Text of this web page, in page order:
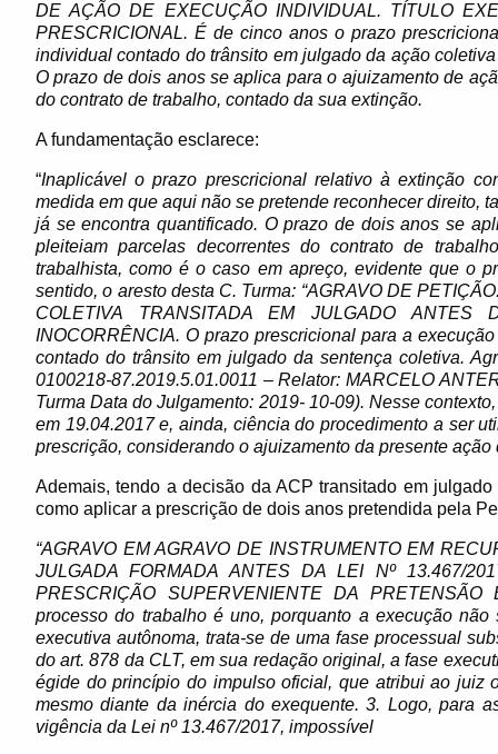
DE AÇÃO DE EXECUÇÃO INDIVIDUAL. TÍTULO
PRESCRICIONAL. É de cinco anos o prazo
individual contado do trânsito em julgado da ação
O prazo de dois anos se aplica para o ajuizamento de
do contrato de trabalho, contado da sua extinção.
A fundamentação esclarece:
“Inaplicável o prazo prescricional relativo à extinção
medida em que aqui não se pretende reconhecer direito,
já se encontra quantificado. O prazo de dois anos se
pleiteiam parcelas decorrentes do contrato de
trabalhista, como é o caso em apreço, evidente que o
sentido, o aresto desta C. Turma: “AGRAVO DE
COLETIVA TRANSITADA EM JULGADO ANTES
INOCORRÊNCIA. O prazo prescricional para a
contado do trânsito em julgado da sentença coletiva.
0100218-87.2019.5.01.0011 – Relator: MARCELO
Turma Data do Julgamento: 2019- 10-09). Nesse
em 19.04.2017 e, ainda, ciência do procedimento a ser
prescrição, considerando o ajuizamento da presente
Ademais, tendo a decisão da ACP transitado em
como aplicar a prescrição de dois anos pretendida pela
“AGRAVO EM AGRAVO DE INSTRUMENTO EM
JULGADA FORMADA ANTES DA LEI Nº 13.467/
PRESCRIÇÃO SUPERVENIENTE DA
processo do trabalho é uno, porquanto a execução
executiva autônoma, trata-se de uma fase processual
do art. 878 da CLT, em sua redação original, a fase
égide do princípio do impulso oficial, que atribui ao juiz
mesmo diante da inércia do exequente. 3. Logo, para
vigência da Lei nº 13.467/2017, impossível